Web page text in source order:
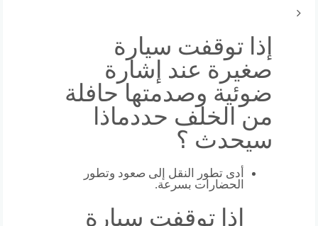
إذا توقفت سيارة
صغيرة عند إشارة
ضوئية وصدمتها حافلة
من الخلف حددماذا
سيحدث ؟
أدى تطور النقل إلى صعود وتطور
الحضارات بسرعة.
إذا توقفت سيارة